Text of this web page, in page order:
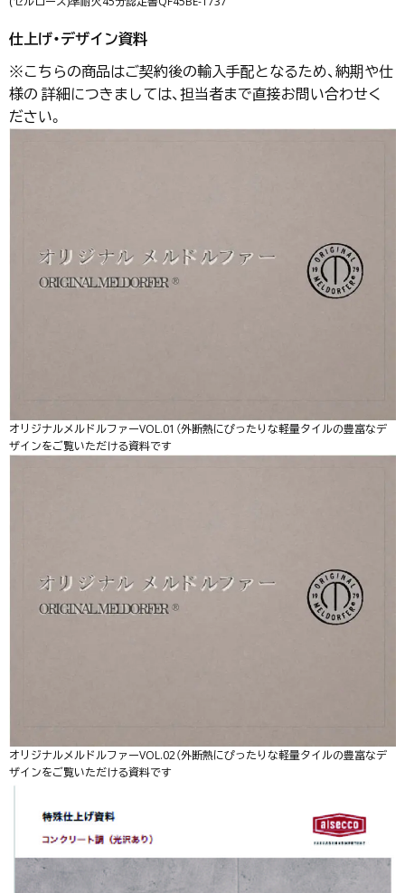
仕上げ・デザイン資料
※こちらの商品はご契約後の輸入手配となるため、納期や仕
様の 詳細につきましては、担当者まで直接お問い合わせく
ださい。
オリジナルメルドルファーVOL.01（外断熱にぴったりな軽量タイルの豊富なデ
ザインをご覧いただける資料です
オリジナルメルドルファーVOL.02（外断熱にぴったりな軽量タイルの豊富なデ
ザインをご覧いただける資料です